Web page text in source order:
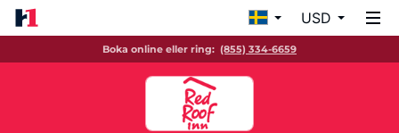
USD
Boka online eller ring: (855) 334-6659